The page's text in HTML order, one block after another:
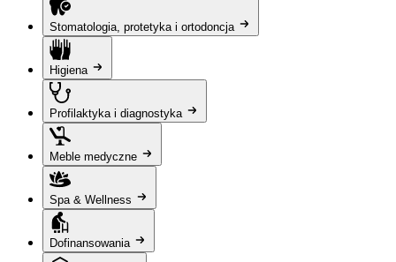
Stomatologia, protetyka i ortodoncja
Higiena
Profilaktyka i diagnostyka
Meble medyczne
Spa & Wellness
Dofinansowania